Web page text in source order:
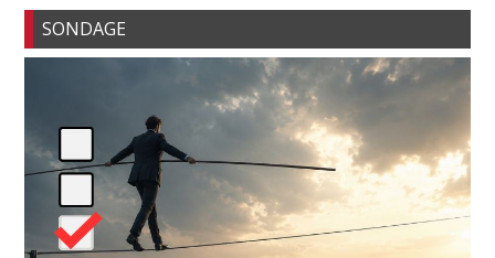
SONDAGE